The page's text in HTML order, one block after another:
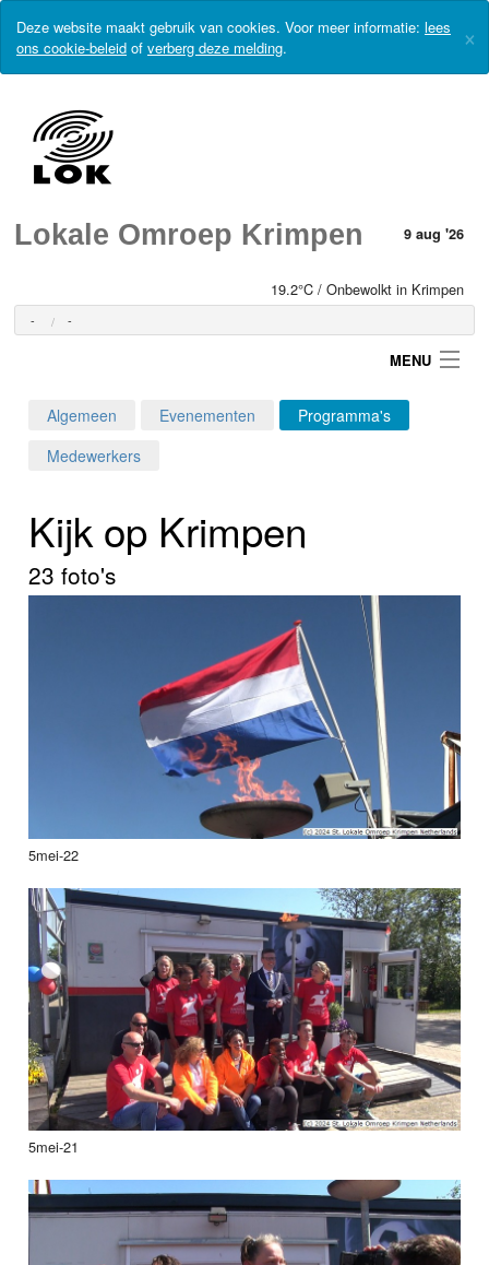
Deze website maakt gebruik van cookies. Voor meer informatie: lees
ons cookie-beleid of verberg deze melding. ×
Lokale Omroep Krimpen 9 aug '26
19.2°C / Onbewolkt in Krimpen
- -
MENU
Programma's
Nieuws
Algemeen Evenementen
Programma's
Medewerkers
Kijk op Krimpen
23 foto's
5mei-22
5mei-21